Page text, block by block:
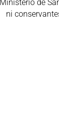
Ministerio de
ni